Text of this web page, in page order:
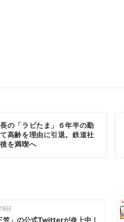
の「ラビたま」６年半の勤
高齢を理由に引退。鉄道社
を満喫へ
日
笠」の公式Twitterが炎上中！